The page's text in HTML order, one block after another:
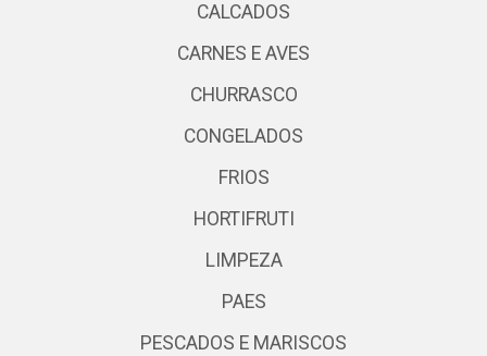
CALCADOS
CARNES E AVES
CHURRASCO
CONGELADOS
FRIOS
HORTIFRUTI
LIMPEZA
PAES
PESCADOS E MARISCOS